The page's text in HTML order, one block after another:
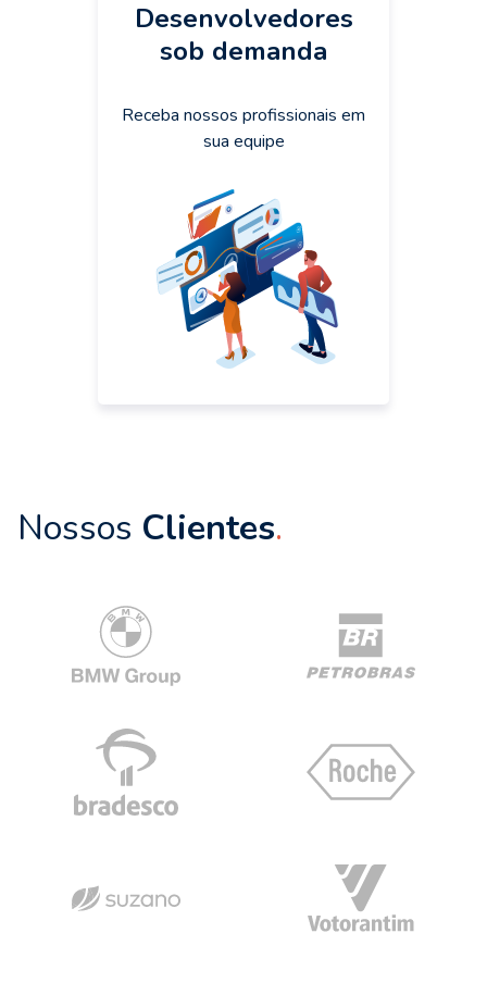
Desenvolvedores
sob demanda
Receba nossos profissionais em
sua equipe
Nossos Clientes